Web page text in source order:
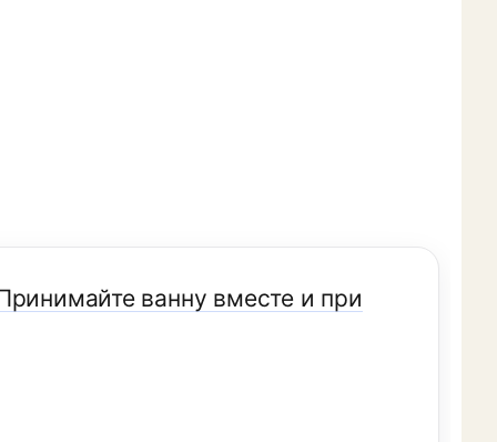
ванну вместе и при